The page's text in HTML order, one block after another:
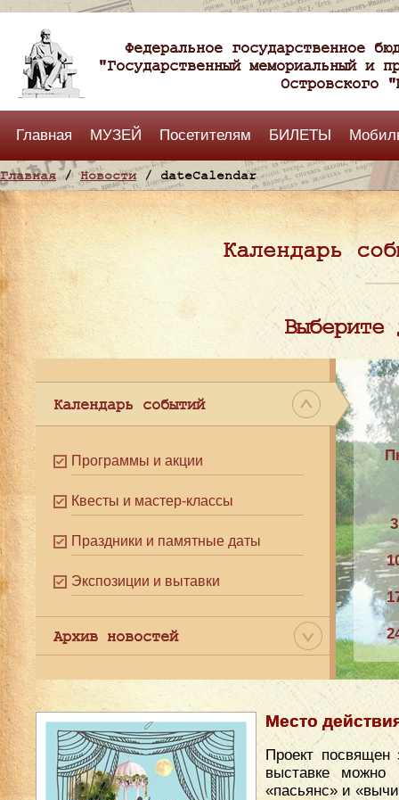
Федеральное государственное
"Государственный мемориальный и
Островского
Главная МУЗЕЙ Посетителям БИЛЕТЫ
Главная/Новости/ dateCalendar
Календарь
Выберите
Календарь событий
Программы и акции
Квесты и мастер-классы
Праздники и памятные даты
Экспозиции и вытавки
Архив новостей
3
Место
Проект
выставке можно
«пасьянс» и